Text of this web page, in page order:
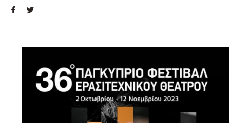
Θεατρική
Κύπρου
Επιχορηγήσεις